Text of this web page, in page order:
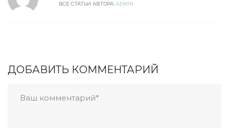
ВСЕ СТАТЬИ АВТОРА: ADMIN
ДОБАВИТЬ КОММЕНТАРИЙ